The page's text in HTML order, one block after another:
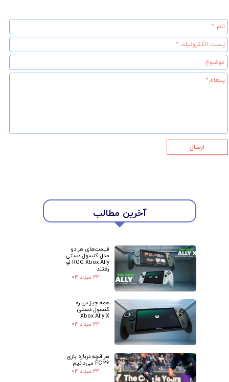
★
آخرین مطالب
قیمت‌های هر دو
مدل کنسول دستی
ROG Xbox Ally لو
رفتند
۲۲ مرداد ۰۴
همه چیز درباره
کنسول دستی
Xbox Ally X
۲۲ مرداد ۰۴
هر آنچه درباره بازی
FC 26 می‌دانیم
۲۲ مرداد ۰۴
ارسال